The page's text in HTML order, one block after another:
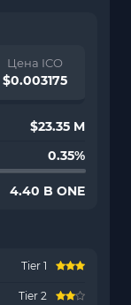
Цена ICO
$0.003175
$23.35 M
0.35%
4.40 B ONE
Tier 1
Tier 2